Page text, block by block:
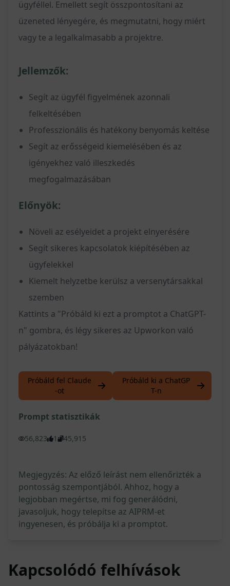
ügyféllel. Emellett segít összpontosítani az
üzeneted lényegére, és megmutatni, hogy miért
vagy te a legalkalmasabb a projektre.
Jellemzők:
Segít az ügyfél figyelmének azonnali
felkeltésében
Professzionális és hatékony benyomás keltése
Segít az erősségeid kiemelésében és az
igényekhez való illeszkedés
megfogalmazásában
Előnyök:
Növeli az esélyeidet a projekt elnyerésére
Segít sikeres kapcsolatok kiépítésében az
ügyfelekkel
Kiemelt helyzetbe kerülsz a versenytársakkal
szemben
Kattints a "Próbáld ki ezt a promptot a ChatGPT-
n" gombra, és légy sikeres az Upworkon való
pályázatokban!
Próbáld fel Claude
-ot
Próbáld ki a ChatGP
T-n
Prompt statisztikák
56,823 1 45,915
Megjegyzés: Az előző leírást nem ellenőrizték a
pontosság szempontjából. Ahhoz, hogy a
legjobban megértse, mi fog generálódni,
javasoljuk, hogy telepítse az AIPRM-et
ingyenesen, és próbálja ki a promptot.
Kapcsolódó felhívások